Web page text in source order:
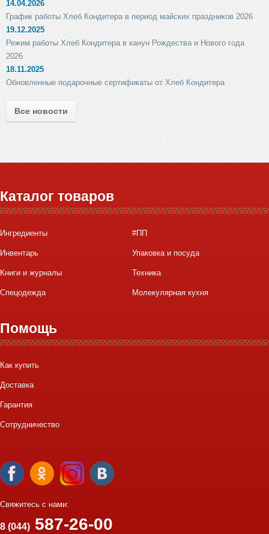
14.04.2026
График работы Хлеб Кондитера в период майских праздников 2026
19.12.2025
Режим работы Хлеб Кондитера в канун Рождества и Нового года
2026
18.11.2025
Обновленные подарочные сертификаты от Хлеб Кондитера
Все новости
Каталог товаров
Ингредиенты #ПП
Инвентарь Упаковка и посуда
Книги и журналы Техника
Спецодежда Молекулярная кухня
Помощь
Как купить
Доставка
Гарантия
Сотрудничество
Свяжитесь с нами:
8 (044) 587-26-00